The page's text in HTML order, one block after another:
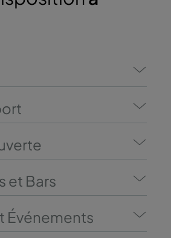
et Bars
Événements